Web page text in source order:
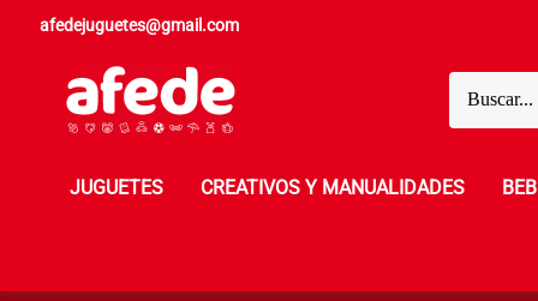
afedejuguetes@gmail.com
JUGUETES CREATIVOS Y MANUALIDADES